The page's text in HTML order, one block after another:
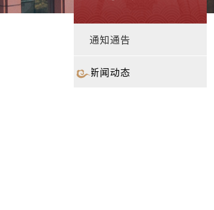
通知通告
新闻动态